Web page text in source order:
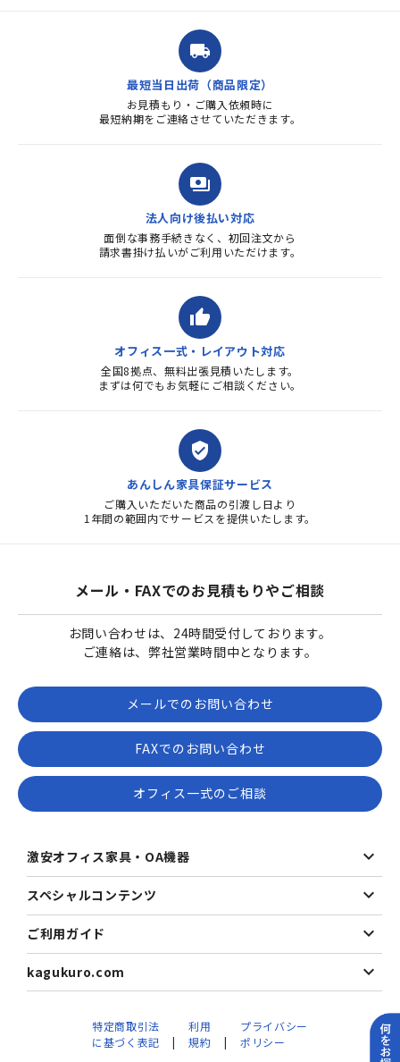
ました。商品到着も早く、品
質・使いやすさで満足していま
す。また、リピートするときは
よろしくお...
local_shipping
最短当日出荷（商品限定）
お見積もり・ご購入依頼時に
最短納期をご連絡させていただきます。
payments
法人向け後払い対応
面倒な事務手続きなく、初回注文から
請求書掛け払いがご利用いただけます。
thumb_up
オフィス一式・レイアウト対応
全国8拠点、無料出張見積いたします。
まずは何でもお気軽にご相談ください。
verified_user
あんしん家具保証サービス
ご購入いただいた商品の引渡し日より
1年間の範囲内でサービスを提供いたします。
メール・FAXでのお見積もりやご相談
お問い合わせは、24時間受付しております。
ご連絡は、弊社営業時間中となります。
メールでのお問い合わせ
FAXでのお問い合わせ
オフィス一式のご相談
激安オフィス家具・OA機器
スペシャルコンテンツ
ご利用ガイド
kagukuro.com
特定商取引法
に基づく表記
利用
規約
プライバシー
ポリシー